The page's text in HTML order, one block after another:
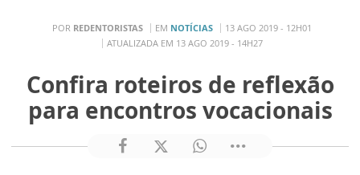
POR REDENTORISTAS EM NOTÍCIAS
13 AGO 2019 - 12H01
ATUALIZADA EM 13 AGO 2019 - 14H27
Confira roteiros de reflexão
para encontros vocacionais